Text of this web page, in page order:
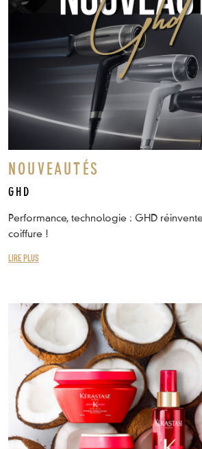
NOUVEAUTÉS
GHD
Performance, technologie : GHD
coiffure !
LIRE PLUS